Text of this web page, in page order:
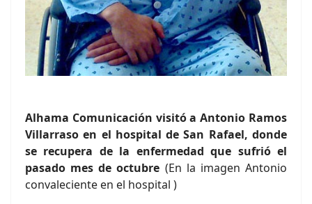
Alhama Comunicación visitó a Antonio Ramos
Villarraso en el hospital de San Rafael, donde
se recupera de la enfermedad que sufrió el
pasado mes de octubre (En la imagen Antonio
convaleciente en el hospital )